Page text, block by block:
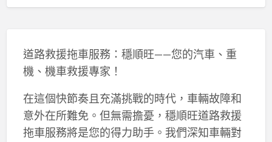
道路救援拖車服務：穩順旺——您的汽車、重
機、機車救援專家！
在這個快節奏且充滿挑戰的時代，車輛故障和
意外在所難免。但無需擔憂，穩順旺道路救援
拖車服務將是您的得力助手。我們深知車輛對